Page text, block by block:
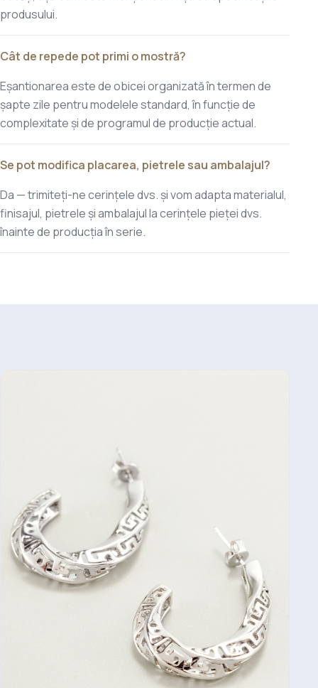
produsului.
Cât de repede pot primi o mostră?
Eșantionarea este de obicei organizată în termen de
șapte zile pentru modelele standard, în funcție de
complexitate și de programul de producție actual.
Se pot modifica placarea, pietrele sau ambalajul?
Da — trimiteți-ne cerințele dvs. și vom adapta materialul,
finisajul, pietrele și ambalajul la cerințele pieței dvs.
înainte de producția în serie.